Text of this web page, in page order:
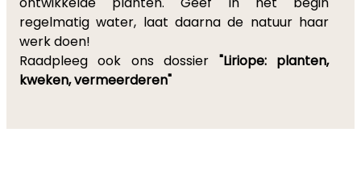
regelmatig water, laat daarna de natuur haar
werk doen!
Raadpleeg ook ons dossier "Liriope: planten,
kweken, vermeerderen"